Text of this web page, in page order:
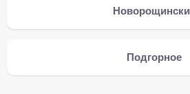
Подгорное